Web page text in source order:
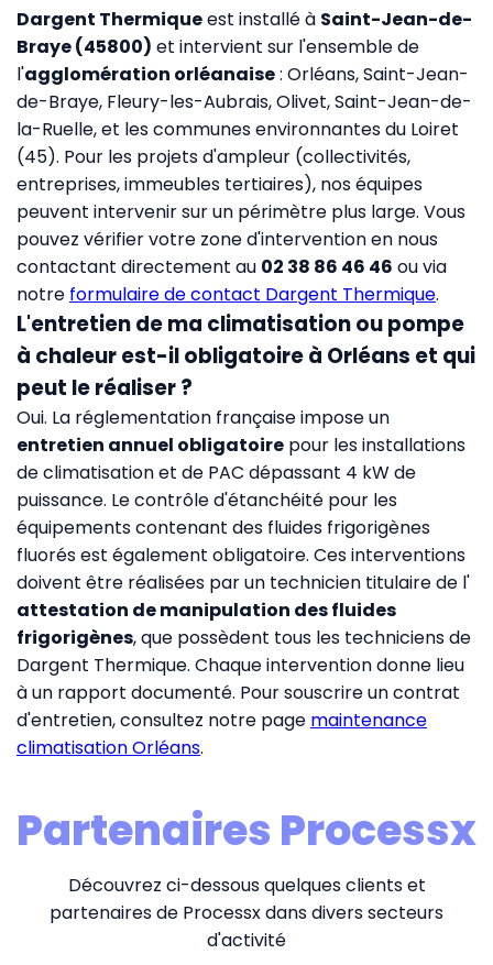
Dargent Thermiqueest installé à Saint-Jean-de-
Braye (45800) et intervient sur l'ensemble de
l'agglomération orléanaise: Orléans, Saint-Jean-
de-Braye, Fleury-les-Aubrais, Olivet, Saint-Jean-de-
la-Ruelle, et les communes environnantes du Loiret
(45). Pour les projets d'ampleur (collectivités,
entreprises, immeubles tertiaires), nos équipes
peuvent intervenir sur un périmètre plus large. Vous
pouvez vérifier votre zone d'intervention en nous
contactant directement au 02 38 86 46 46 ou via
notre formulaire de contact Dargent Thermique.
L'entretien de ma climatisation ou pompe
à chaleur est-il obligatoire à Orléans et qui
peut le réaliser ?
Oui. La réglementation française impose un
entretien annuel obligatoire pour les installations
de climatisation et de PAC dépassant 4 kW de
puissance. Le contrôle d'étanchéité pour les
équipements contenant des fluides frigorigènes
fluorés est également obligatoire. Ces interventions
doivent être réalisées par un technicien titulaire de l'
attestation de manipulation des fluides
frigorigènes, que possèdent tous les techniciens de
Dargent Thermique. Chaque intervention donne lieu
à un rapport documenté. Pour souscrire un contrat
d'entretien, consultez notre page maintenance
climatisation Orléans.
Partenaires Processx
Découvrez ci-dessous quelques clients et
partenaires de Processx dans divers secteurs
d'activité